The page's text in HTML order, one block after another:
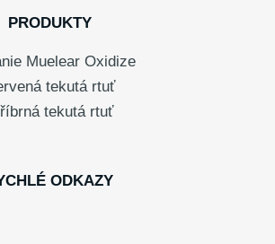
PRODUKTY
Muelear Oxidize
tekutá rtuť
tekutá rtuť
ODKAZY